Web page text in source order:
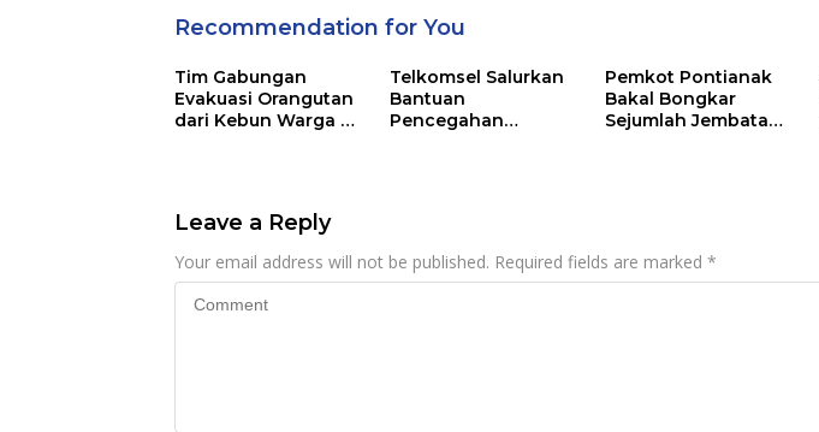
Recommendation for You
Tim Gabungan
Evakuasi Orangutan
dari Kebun Warga di
Telkomsel Salurkan
Bantuan
Pencegahan
Pemkot Pontianak
Bakal Bongkar
Sejumlah Jembatan
Leave a Reply
Your email address will not be published. Required fields are marked *